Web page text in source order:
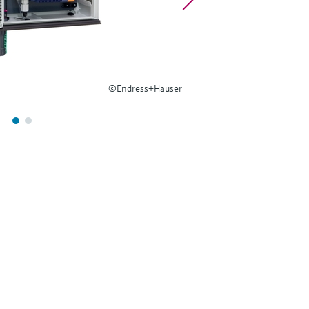
©Endress+Hauser